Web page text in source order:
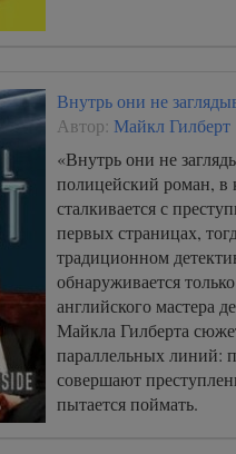
Внутрь они не
Автор: Майкл Гилберт
«Внутрь они не
полицейский роман, в
сталкивается с
первых страницах,
традиционном
обнаруживается
английского мастера
Майкла Гилберта
параллельных линий:
совершают
пытается поймать.